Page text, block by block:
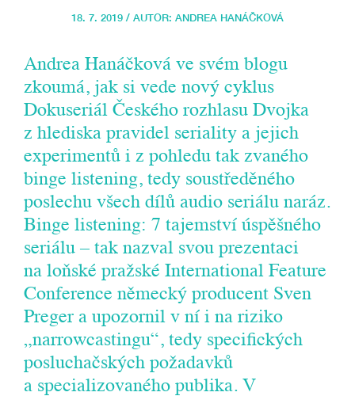
18. 7. 2019 / AUTOR: ANDREA HANÁČKOVÁ
Andrea Hanáčková ve svém blogu
zkoumá, jak si vede nový cyklus
Dokuseriál Českého rozhlasu Dvojka
z hlediska pravidel seriality a jejich
experimentů i z pohledu tak zvaného
binge listening, tedy soustředěného
poslechu všech dílů audio seriálu naráz.
Binge listening: 7 tajemství úspěšného
seriálu – tak nazval svou prezentaci
na loňské pražské International Feature
Conference německý producent Sven
Preger a upozornil v ní i na riziko
„narrowcastingu“, tedy specifických
posluchačských požadavků
a specializovaného publika. V